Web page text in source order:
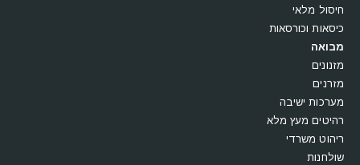
חיסול מלאי
כיסאות וכורסאות
מבואה
מזנונים
מזרנים
מערכות ישיבה
רהיטים מעץ מלא
ריהוט משרדי
שולחנות